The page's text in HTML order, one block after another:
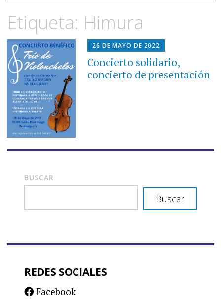
al
contenido
Etiqueta: Himura
26 DE MAYO DE 2022
Concierto solidario,
concierto de presentación
BUSCAR
Buscar
REDES SOCIALES
Facebook